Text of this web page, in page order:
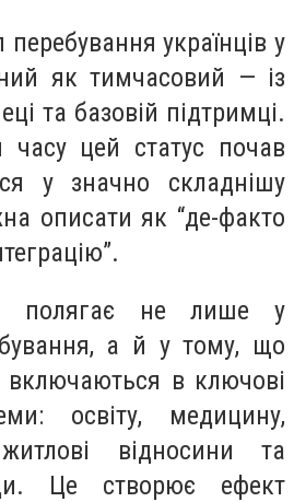
українців у
як тимчасовий — із
та базовій підтримці.
цей статус почав
у значно складнішу
описати як “де-факто
полягає не лише у
а й у тому, що
в ключові
освіту, медицину,
відносини та
Це створює ефект